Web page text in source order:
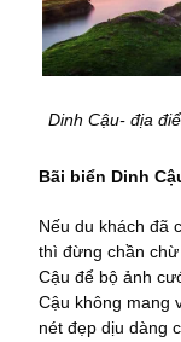
Dinh Cậu- địa
Bãi biển Dinh
Nếu du khách đã
thì đừng chần
Cậu để bộ ảnh
Cậu không mang
nét đẹp dịu dàng